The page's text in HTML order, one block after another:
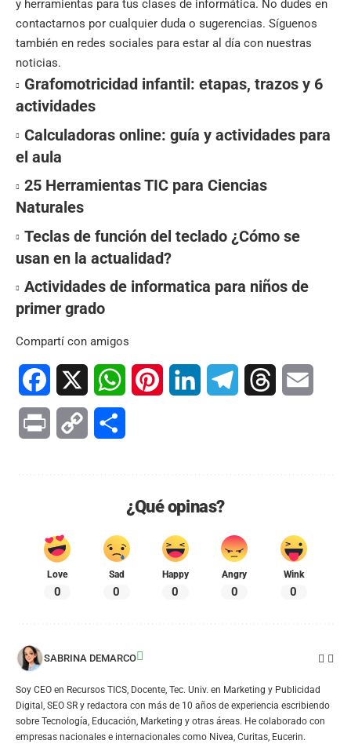
y herramientas para tus clases de informática. No dudes en
contactarnos por cualquier duda o sugerencias. Síguenos
también en redes sociales para estar al día con nuestras
noticias.
Grafomotricidad infantil: etapas, trazos y 6
actividades
Calculadoras online: guía y actividades para
el aula
25 Herramientas TIC para Ciencias
Naturales
Teclas de función del teclado ¿Cómo se
usan en la actualidad?
Actividades de informatica para niños de
primer grado
Compartí con amigos
Facebook WhatsAppPinterest LinkedIn TelegramThreads
Print Copy
¿Qué opinas?
Love
0
Sad
0
Happy
0
Angry
0
Wink
0
SABRINA DEMARCO
Soy CEO en Recursos TICS, Docente, Tec. Univ. en Marketing y Publicidad
Digital, SEO SR y redactora con más de 10 años de experiencia escribiendo
sobre Tecnología, Educación, Marketing y otras áreas. He colaborado con
empresas nacionales e internacionales como Nivea, Curitas, Eucerin.